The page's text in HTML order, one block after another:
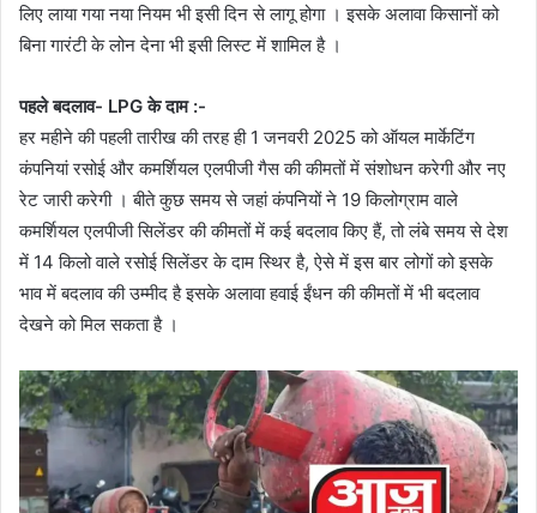
लिए लाया गया नया नियम भी इसी दिन से लागू होगा । इसके अलावा किसानों को
बिना गारंटी के लोन देना भी इसी लिस्ट में शामिल है ।
पहले बदलाव- LPG के दाम :-
हर महीने की पहली तारीख की तरह ही 1 जनवरी 2025 को ऑयल मार्केटिंग
कंपनियां रसोई और कमर्शियल एलपीजी गैस की कीमतों में संशोधन करेगी और नए
रेट जारी करेगी । बीते कुछ समय से जहां कंपनियों ने 19 किलोग्राम वाले
कमर्शियल एलपीजी सिलेंडर की कीमतों में कई बदलाव किए हैं, तो लंबे समय से देश
में 14 किलो वाले रसोई सिलेंडर के दाम स्थिर है, ऐसे में इस बार लोगों को इसके
भाव में बदलाव की उम्मीद है इसके अलावा हवाई ईंधन की कीमतों में भी बदलाव
देखने को मिल सकता है ।